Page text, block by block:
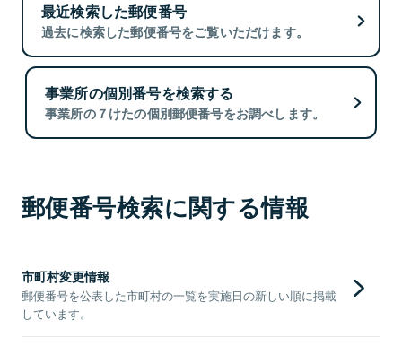
最近検索した郵便番号
過去に検索した郵便番号をご覧いただけます。
事業所の個別番号を検索する
事業所の７けたの個別郵便番号をお調べします。
郵便番号検索に関する情報
市町村変更情報
郵便番号を公表した市町村の一覧を実施日の新しい順に掲載
しています。